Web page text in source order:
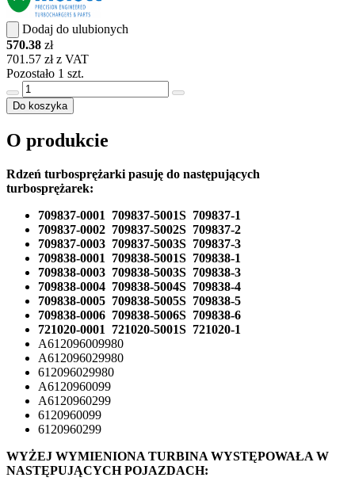
Dodaj do ulubionych
570.38 zł
701.57 zł z VAT
Pozostało 1 szt.
Do koszyka
O produkcie
Rdzeń turbosprężarki pasuję do następujących
turbosprężarek:
709837-0001 709837-5001S 709837-1
709837-0002 709837-5002S 709837-2
709837-0003 709837-5003S 709837-3
709838-0001 709838-5001S 709838-1
709838-0003 709838-5003S 709838-3
709838-0004 709838-5004S 709838-4
709838-0005 709838-5005S 709838-5
709838-0006 709838-5006S 709838-6
721020-0001 721020-5001S 721020-1
A612096009980
A612096029980
612096029980
A6120960099
A6120960299
6120960099
6120960299
WYŻEJ WYMIENIONA TURBINA WYSTĘPOWAŁA W
NASTĘPUJĄCYCH POJAZDACH: